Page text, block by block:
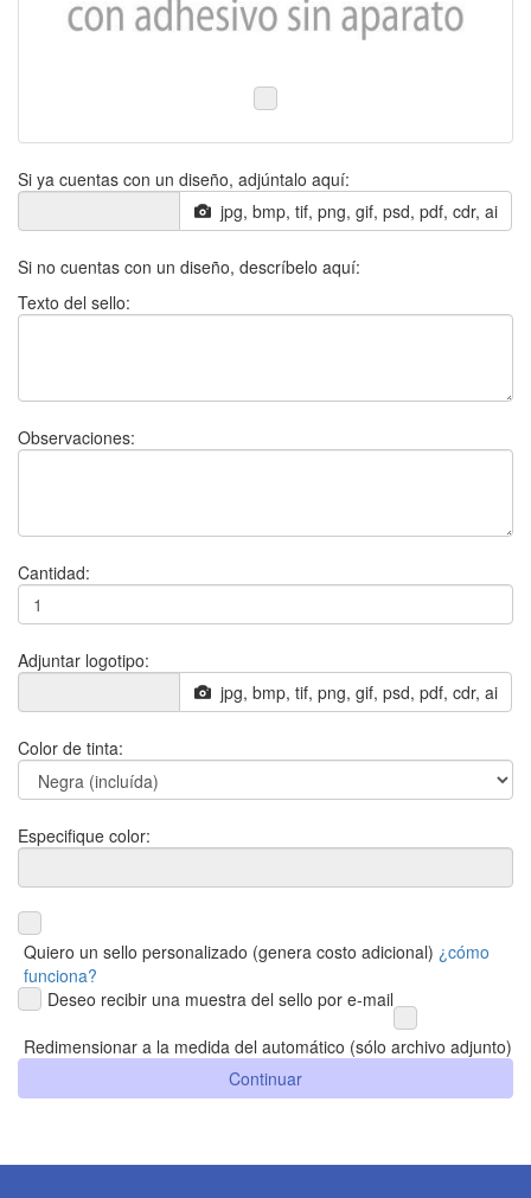
Si ya cuentas con un diseño, adjúntalo aquí:
jpg, bmp, tif, png, gif, psd, pdf, cdr, ai
Si no cuentas con un diseño, descríbelo aquí:
Texto del sello:
Observaciones:
Cantidad:
Adjuntar logotipo:
jpg, bmp, tif, png, gif, psd, pdf, cdr, ai
Color de tinta:
Especifique color:
Quiero un sello personalizado (genera costo adicional) ¿cómo
funciona?
Deseo recibir una muestra del sello por e-mail
Redimensionar a la medida del automático (sólo archivo adjunto)
Continuar